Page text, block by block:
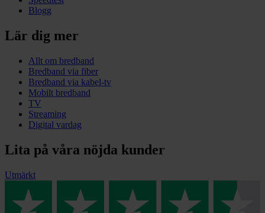
Blogg
Lär dig mer
Allt om bredband
Bredband via fiber
Bredband via kabel-tv
Mobilt bredband
TV
Streaming
Digital vardag
Lita på våra nöjda kunder
Utmärkt